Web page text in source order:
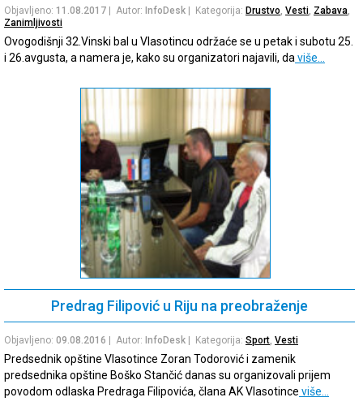
Objavljeno: 11.08.2017 | Autor: InfoDesk | Kategorija: Drustvo Vesti Zabava
Zanimljivosti
Ovogodišnji 32.Vinski bal u Vlasotincu održaće se u petak i subotu 25.
i 26.avgusta, a namera je, kako su organizatori najavili, da više…
Predrag Filipović u Riju na preobraženje
Objavljeno: 09.08.2016 | Autor: InfoDesk | Kategorija: Sport, Vesti
Predsednik opštine Vlasotince Zoran Todorović i zamenik
predsednika opštine Boško Stančić danas su organizovali prijem
povodom odlaska Predraga Filipovića, člana AK Vlasotince više…